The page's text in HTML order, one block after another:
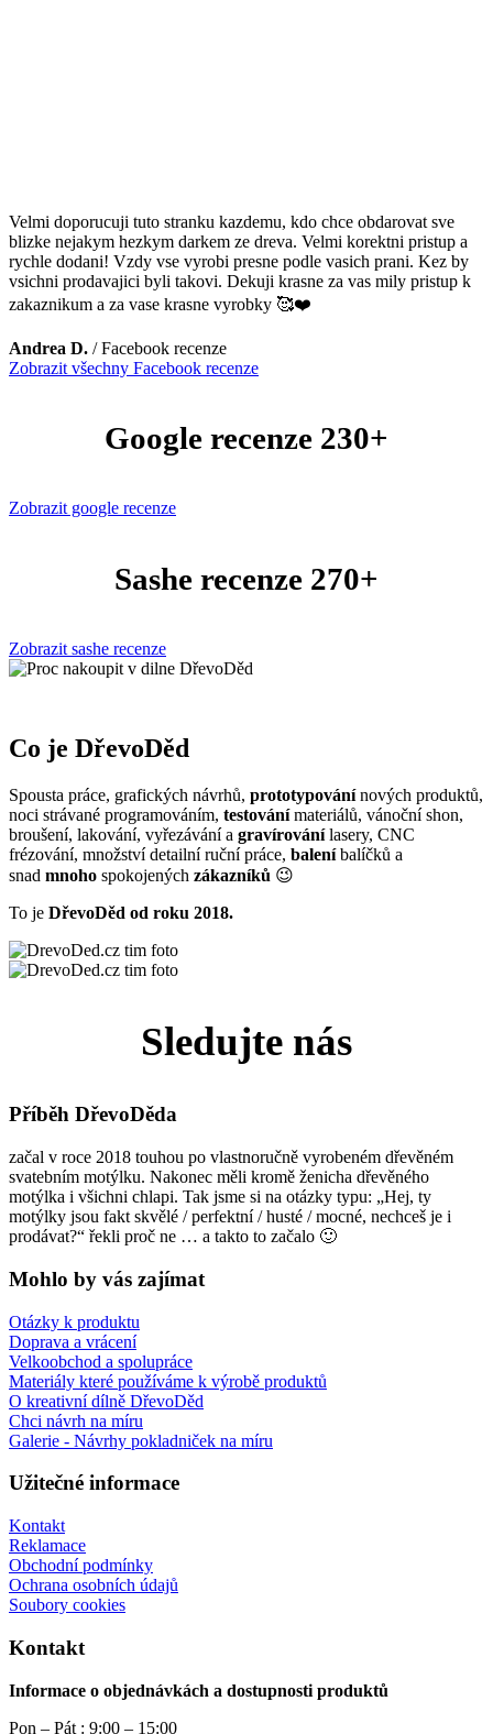
Velmi doporucuji tuto stranku kazdemu, kdo chce obdarovat sve
blizke nejakym hezkym darkem ze dreva. Velmi korektni pristup a
rychle dodani! Vzdy vse vyrobi presne podle vasich prani. Kez by
vsichni prodavajici byli takovi. Dekuji krasne za vas mily pristup k
zakaznikum a za vase krasne vyrobky 🥰❤️
Andrea D. /Facebook recenze
Zobrazit všechny Facebook recenze
Google recenze 230+
Zobrazit google recenze
Sashe recenze 270+
Zobrazit sashe recenze
Co je DřevoDěd
Spousta práce, grafických návrhů, prototypovánínových produktů,
noci strávané programováním, testovánímateriálů, vánoční shon,
broušení, lakování, vyřezávání a gravírovánílasery, CNC
frézování, množství detailní ruční práce, baleníbalíčků a
snad mnoho spokojených zákazníků 😉
To je DřevoDěd od roku 2018.
Sledujte nás
Příběh DřevoDěda
začal v roce 2018 touhou po vlastnoručně vyrobeném dřevěném
svatebním motýlku. Nakonec měli kromě ženicha dřevěného
motýlka i všichni chlapi. Tak jsme si na otázky typu: „Hej, ty
motýlky jsou fakt skvělé / perfektní / husté / mocné, nechceš je i
prodávat?“ řekli proč ne … a takto to začalo 🙂
Mohlo by vás zajímat
Otázky k produktu
Doprava a vrácení
Velkoobchod a spolupráce
Materiály které používáme k výrobě produktů
O kreativní dílně DřevoDěd
Chci návrh na míru
Galerie - Návrhy pokladniček na míru
Užitečné informace
Kontakt
Reklamace
Obchodní podmínky
Ochrana osobních údajů
Soubory cookies
Kontakt
Informace o objednávkách a dostupnosti produktů
Pon – Pát : 9:00 – 15:00